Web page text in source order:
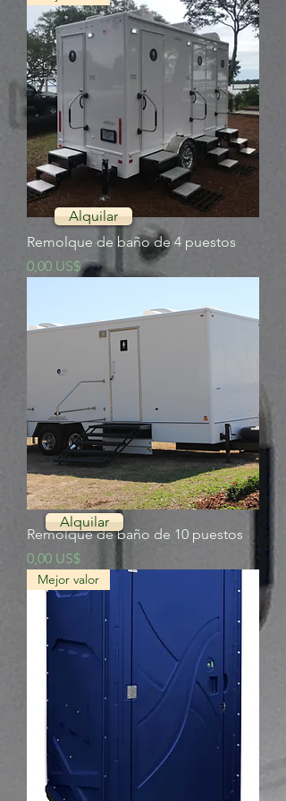
Remolque de baño de 4 puestos
Precio
0,00 US$
Remolque de baño de 10 puestos
Precio
0,00 US$
Mejor valor
Alquilar
Alquilar